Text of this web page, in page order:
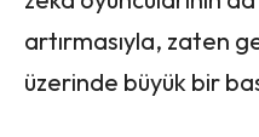
artırmasıyla, zaten
üzerinde büyük bir